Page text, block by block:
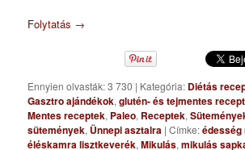
Folytatás →
Ennyien olvasták: 3 730 | Kategória: Diétás
Gasztro ajándékok,glutén- és tejmentes
Mentes receptek, Paleo, Receptek,
sütemények, Ünnepi asztalra |Címke:
éléskamra lisztkeverék,Mikulás,mikulás